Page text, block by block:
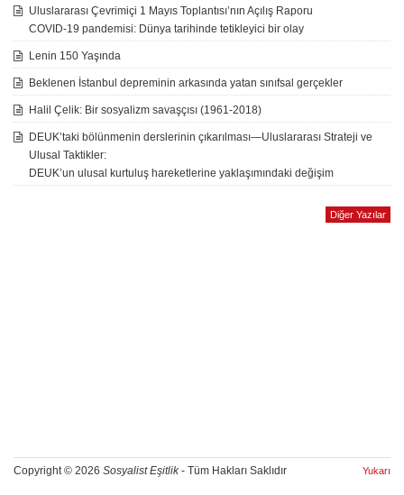
Uluslararası Çevrimiçi 1 Mayıs Toplantısı’nın Açılış Raporu
COVID-19 pandemisi: Dünya tarihinde tetikleyici bir olay
Lenin 150 Yaşında
Beklenen İstanbul depreminin arkasında yatan sınıfsal gerçekler
Halil Çelik: Bir sosyalizm savaşçısı (1961-2018)
DEUK’taki bölünmenin derslerinin çıkarılması—Uluslararası Strateji ve
Ulusal Taktikler:
DEUK’un ulusal kurtuluş hareketlerine yaklaşımındaki değişim
Diğer Yazılar
Copyright © 2026 Sosyalist Eşitlik- Tüm Hakları Saklıdır Yukarı